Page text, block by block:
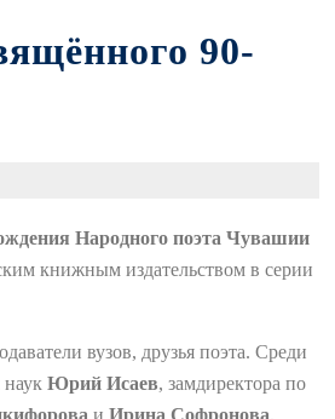
90-
Народного поэта Чувашии
книжным издательством в серии
вузов, друзья поэта. Среди
Юрий Исаев, замдиректора по
и Ирина Софронова,